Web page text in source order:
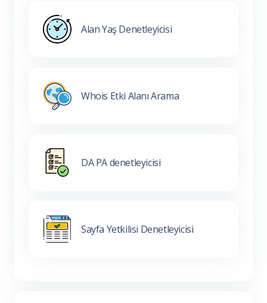
Alan Yaş Denetleyicisi
Whois Etki Alanı Arama
DA PA denetleyicisi
Sayfa Yetkilisi Denetleyicisi